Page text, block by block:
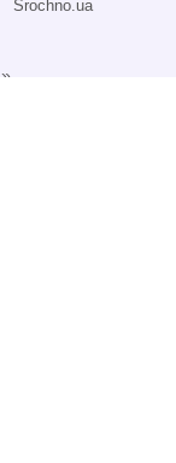
Srochno.ua
»